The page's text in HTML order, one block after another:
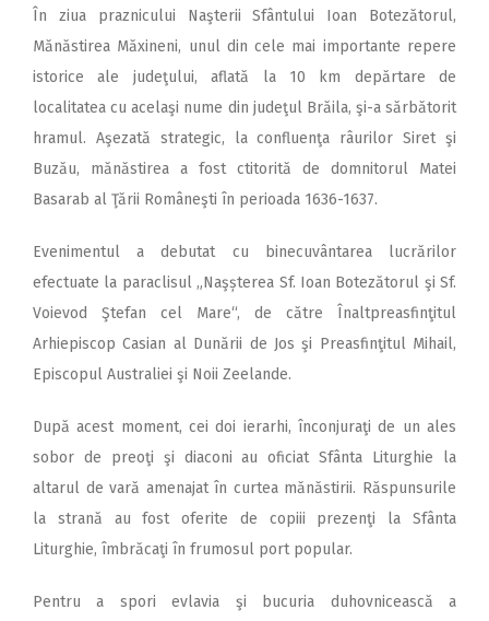
În ziua praznicului Naşterii Sfântului Ioan Botezătorul,
Mănăstirea Măxineni, unul din cele mai importante repere
istorice ale judeţului, aflată la 10 km depărtare de
localitatea cu acelaşi nume din judeţul Brăila, şi-a sărbătorit
hramul. Aşezată strategic, la confluenţa râurilor Siret şi
Buzău, mănăstirea a fost ctitorită de domnitorul Matei
Basarab al Ţării Româneşti în perioada 1636-1637.
Evenimentul a debutat cu binecuvântarea lucrărilor
efectuate la paraclisul „Naşșterea Sf. Ioan Botezătorul şi Sf.
Voievod Ştefan cel Mare“, de către Înaltpreasfinţitul
Arhiepiscop Casian al Dunării de Jos şi Preasfinţitul Mihail,
Episcopul Australiei şi Noii Zeelande.
După acest moment, cei doi ierarhi, înconjuraţi de un ales
sobor de preoţi şi diaconi au oficiat Sfânta Liturghie la
altarul de vară amenajat în curtea mănăstirii. Răspunsurile
la strană au fost oferite de copiii prezenţi la Sfânta
Liturghie, îmbrăcaţi în frumosul port popular.
Pentru a spori evlavia şi bucuria duhovnicească a